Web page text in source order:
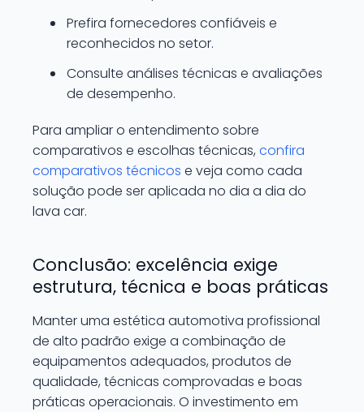
Prefira fornecedores confiáveis e
reconhecidos no setor.
Consulte análises técnicas e avaliações
de desempenho.
Para ampliar o entendimento sobre
comparativos e escolhas técnicas, confira
comparativos técnicos e veja como cada
solução pode ser aplicada no dia a dia do
lava car.
Conclusão: excelência exige
estrutura, técnica e boas práticas
Manter uma estética automotiva profissional
de alto padrão exige a combinação de
equipamentos adequados, produtos de
qualidade, técnicas comprovadas e boas
práticas operacionais. O investimento em